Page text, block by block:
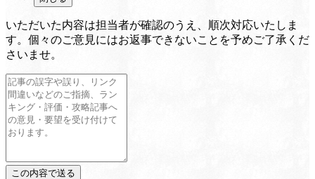
いただいた内容は担当者が確認のうえ、順次対応いたしま
す。個々のご意見にはお返事できないことを予めご了承くだ
さいませ。